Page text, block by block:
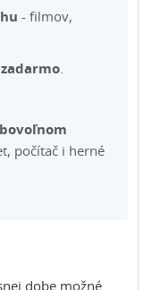
- filmov,
.
počítač i herné
dobe možné